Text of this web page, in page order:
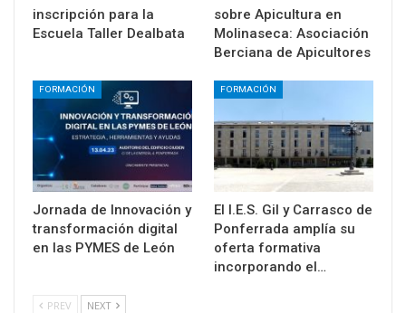
inscripción para la
Escuela Taller Dealbata
sobre Apicultura en
Molinaseca: Asociación
Berciana de Apicultores
FORMACIÓN
Jornada de Innovación y
transformación digital
en las PYMES de León
FORMACIÓN
El I.E.S. Gil y Carrasco de
Ponferrada amplía su
oferta formativa
incorporando el…
PREV NEXT